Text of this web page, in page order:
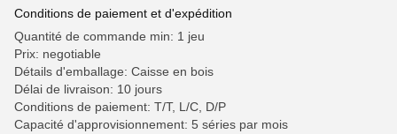
Conditions de paiement et d'expédition
Quantité de commande min: 1 jeu
Prix: negotiable
Détails d'emballage: Caisse en bois
Délai de livraison: 10 jours
Conditions de paiement: T/T, L/C, D/P
Capacité d'approvisionnement: 5 séries par mois